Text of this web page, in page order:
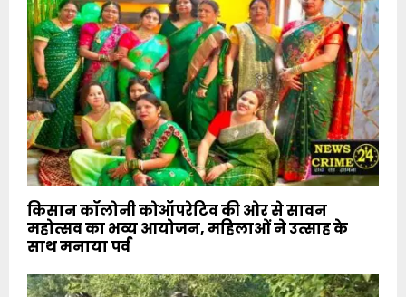
किसान कॉलोनी कोऑपरेटिव की ओर से सावन
महोत्सव का भव्य आयोजन, महिलाओं ने उत्साह के
साथ मनाया पर्व